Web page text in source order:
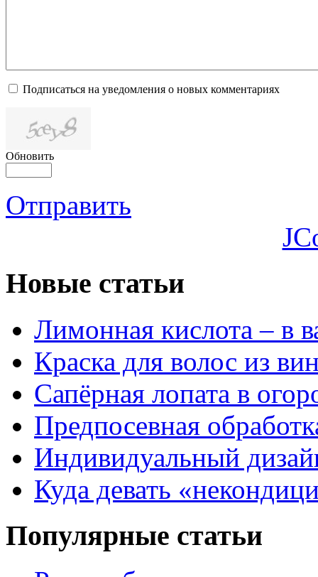
Подписаться на уведомления о новых комментариях
Обновить
Отправить
Новые статьи
Лимонная кислота – в
Краска для волос из
Сапёрная лопата в
Предпосевная
Индивидуальный
Куда девать
Популярные статьи